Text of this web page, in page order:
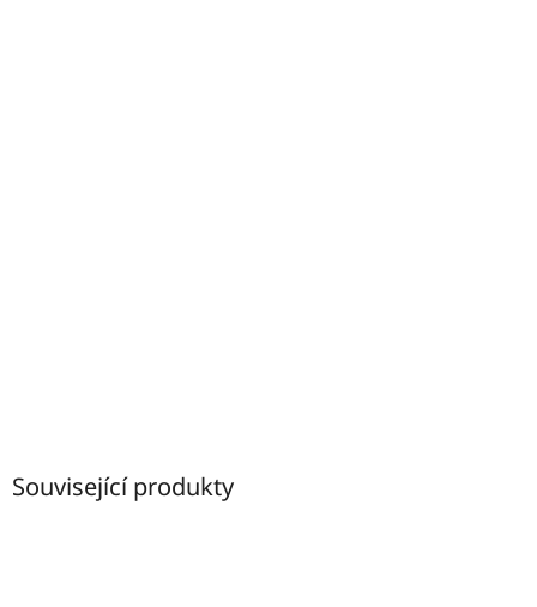
Související produkty